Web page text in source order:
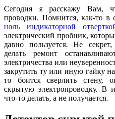
Сегодня я расскажу Вам,
проводки. Помнится, как-то в
ноль индикаторной
электрический пробник,
давно пользуется. Не
делать ремонт
электричества или
закрутить ту или иную гайку
то боится сверлить стену,
скрытую электропроводку. В
что-то делать, а не получается.